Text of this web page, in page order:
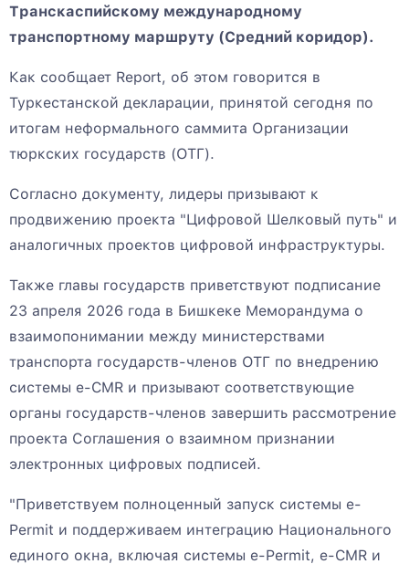
Транскаспийскому международному
транспортному маршруту (Средний коридор).
Как сообщает Report, об этом говорится в
Туркестанской декларации, принятой сегодня по
итогам неформального саммита Организации
тюркских государств (ОТГ).
Согласно документу, лидеры призывают к
продвижению проекта "Цифровой Шелковый путь" и
аналогичных проектов цифровой инфраструктуры.
Также главы государств приветствуют подписание
23 апреля 2026 года в Бишкеке Меморандума о
взаимопонимании между министерствами
транспорта государств-членов ОТГ по внедрению
системы e-CMR и призывают соответствующие
органы государств-членов завершить рассмотрение
проекта Соглашения о взаимном признании
электронных цифровых подписей.
"Приветствуем полноценный запуск системы e-
Permit и поддерживаем интеграцию Национального
единого окна, включая системы e-Permit, e-CMR и